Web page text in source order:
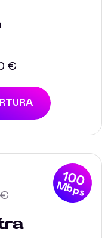
€
100
Mbps
€